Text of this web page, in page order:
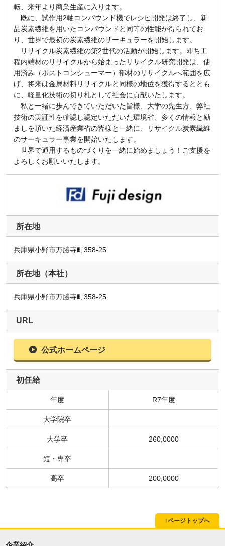
転、来年より商業生産に入ります。
既に、試作用2軸コンパウンド機でレシピ開発は終了し、新
品炭素繊維を用いたコンパウンドと同等の性能が得られてお
り、世界で最初の炭素繊維のサーキュラーを開始します。
リサイクル炭素繊維の第2世代の活動が開始します。即ち工
程内端材のリサイクルから始まったリサイクル研究開発は、使
用済み（ポストコンシューマー）部材のリサイクルへ範囲を広
げ、将来は金属材料リサイクルと同様の地位を獲得するととも
に、軽量化技術の切り札として社会に貢献いたします。
私と一緒に歩んできていただいた皆様、大学の先生方、弊社
技術の実証性を確認し認定いただいた環境省、多くの情報と励
ましを頂いた経済産業省の皆様と一緒に、リサイクル炭素繊維
のサーキュラー事業を開始いたします。
世界で通用するものづくりを一緒に始めましょう！ご支援を
よろしくお願いいたします。
所在地
兵庫県小野市万勝寺町358-25
所在地（本社）
兵庫県小野市万勝寺町358-25
URL
公式ホームページ
初任給
年度 R7年度
大学院卒
大学卒 260,0000
短・専卒
高卒 200,0000
↑ページトップへ